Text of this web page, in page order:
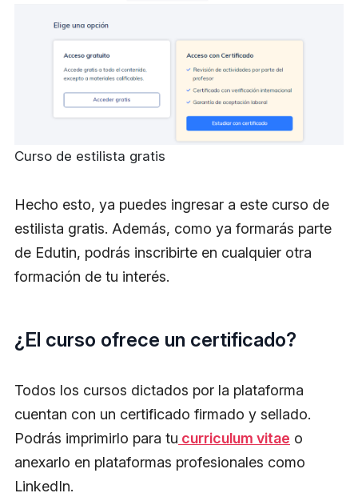
Curso de estilista gratis
Hecho esto, ya puedes ingresar a este curso de
estilista gratis. Además, como ya formarás parte
de Edutin, podrás inscribirte en cualquier otra
formación de tu interés.
¿El curso ofrece un certificado?
Todos los cursos dictados por la plataforma
cuentan con un certificado firmado y sellado.
Podrás imprimirlo para tu curriculum vitae o
anexarlo en plataformas profesionales como
LinkedIn.